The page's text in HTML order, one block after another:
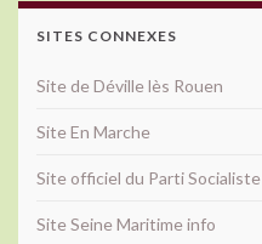
SITES CONNEXES
Site de Déville lès Rouen
Site En Marche
Site officiel du Parti Socialiste
Site Seine Maritime info